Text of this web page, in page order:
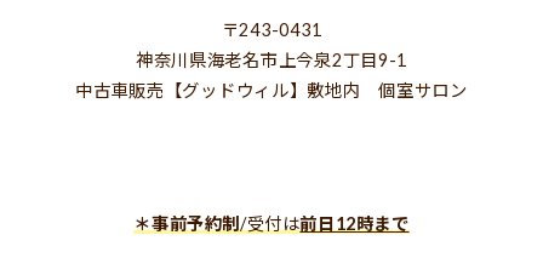
〒243-0431
神奈川県海老名市上今泉2丁目9-1
中古車販売【グッドウィル】敷地内 個室サロン
＊事前予約制 /受付は前日12時まで